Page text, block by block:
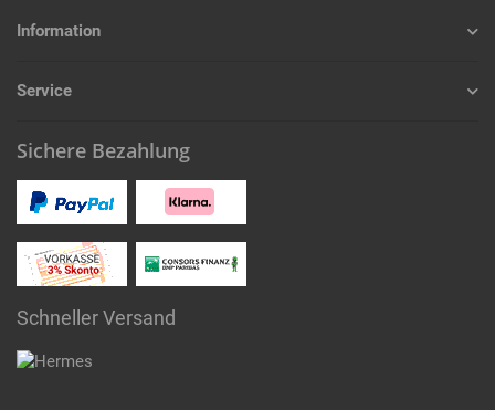
Information
Service
Sichere Bezahlung
Schneller Versand